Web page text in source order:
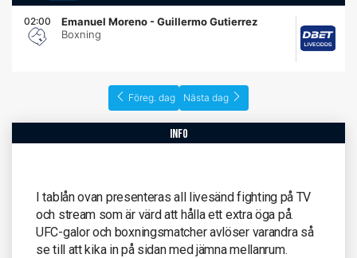
02:00
Emanuel Moreno - Guillermo Gutierrez
Boxning
Föreg. dag Nästa dag
info
I tablån ovan presenteras all livesänd fighting på TV
och stream som är värd att hålla ett extra öga på.
UFC-galor och boxningsmatcher avlöser varandra så
se till att kika in på sidan med jämna mellanrum.